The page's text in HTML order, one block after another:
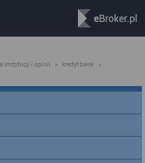
instytucji i opinii » kredyt bank »